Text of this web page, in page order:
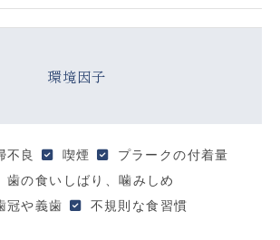
環境因子
不良 喫煙
プラークの付着量
歯の食いしばり、噛みしめ
冠や義歯
不規則な食習慣